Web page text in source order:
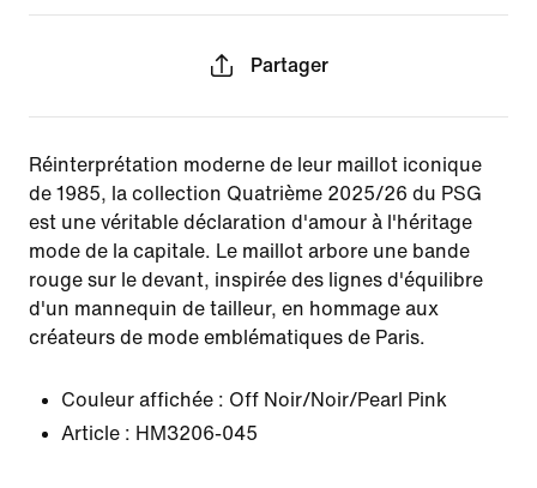
Partager
Réinterprétation moderne de leur maillot iconique
de 1985, la collection Quatrième 2025/26 du PSG
est une véritable déclaration d'amour à l'héritage
mode de la capitale. Le maillot arbore une bande
rouge sur le devant, inspirée des lignes d'équilibre
d'un mannequin de tailleur, en hommage aux
créateurs de mode emblématiques de Paris.
Couleur affichée : Off Noir/Noir/Pearl Pink
Article : HM3206-045